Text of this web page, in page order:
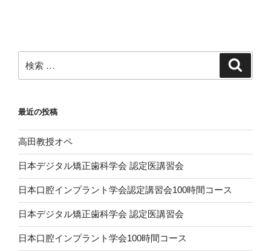
ン
索:
最近の投稿
高田教授オペ
日本デジタル矯正歯科学会 認定医講習会
日本口腔インプラント学会認定講習会100時間コース
日本デジタル矯正歯科学会 認定医講習会
日本口腔インプラント学会100時間コース